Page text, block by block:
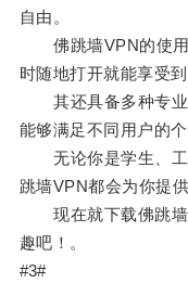
自由。
佛跳墙VPN的使用
时随地打开就能享受
其还具备多种专业
能够满足不同用户的个
无论你是学生、工
跳墙VPN都会为你提
现在就下载佛跳墙
趣吧！。
#3#